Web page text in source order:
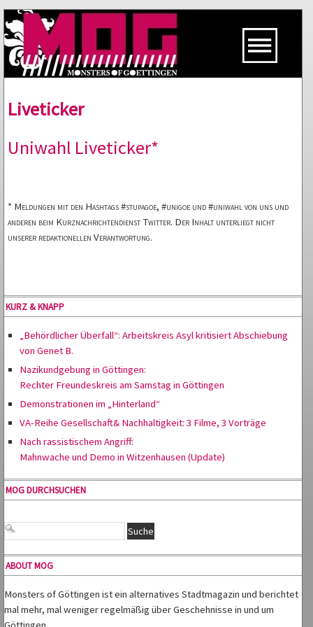
Liveticker
Uniwahl Liveticker*
* Meldungen mit den Hashtags #stupagoe, #unigoe und #uniwahl von uns und
anderen beim Kurznachrichtendienst Twitter. Der Inhalt unterliegt nicht
unserer redaktionellen Verantwortung.
KURZ & KNAPP
„Behördlicher Überfall“: Arbeitskreis Asyl kritisiert Abschiebung
von Genet B.
Nazikundgebung in Göttingen:
Rechter Freundeskreis am Samstag in Göttingen
Demonstrationen im „Hinterland“
VA-Reihe Gesellschaft& Nachhaltigkeit: 3 Filme, 3 Vorträge
Nach rassistischem Angriff:
Mahnwache und Demo in Witzenhausen (Update)
MOG DURCHSUCHEN
ABOUT MOG
Monsters of Göttingen ist ein alternatives Stadtmagazin und berichtet
mal mehr, mal weniger regelmäßig über Geschehnisse in und um